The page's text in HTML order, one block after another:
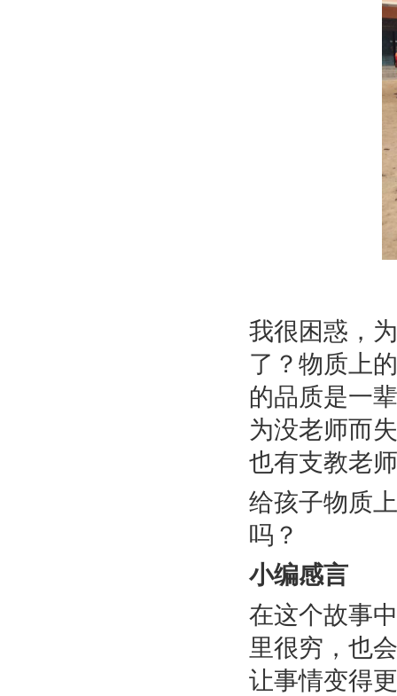
我很困惑，
了？物质上
的品质是一
为没老师而
也有支教老
给孩子物质
吗？
小编感言
在这个故事
里很穷，也
让事情变得